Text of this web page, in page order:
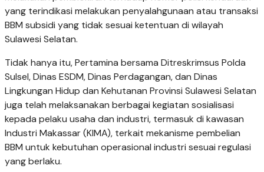
yang terindikasi melakukan penyalahgunaan atau transaksi
BBM subsidi yang tidak sesuai ketentuan di wilayah
Sulawesi Selatan.
Tidak hanya itu, Pertamina bersama Ditreskrimsus Polda
Sulsel, Dinas ESDM, Dinas Perdagangan, dan Dinas
Lingkungan Hidup dan Kehutanan Provinsi Sulawesi Selatan
juga telah melaksanakan berbagai kegiatan sosialisasi
kepada pelaku usaha dan industri, termasuk di kawasan
Industri Makassar (KIMA), terkait mekanisme pembelian
BBM untuk kebutuhan operasional industri sesuai regulasi
yang berlaku.